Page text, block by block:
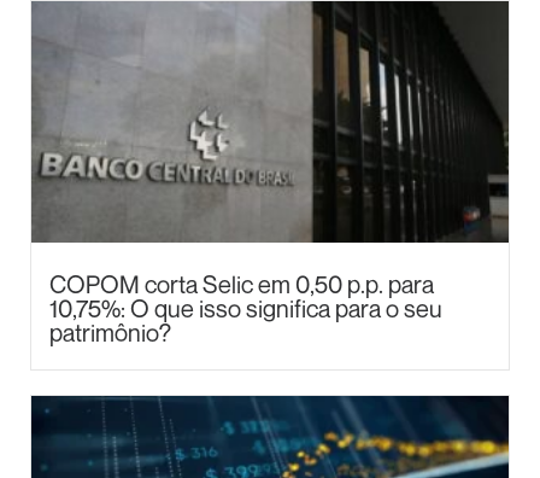
COPOM corta Selic em 0,50 p.p. para
10,75%: O que isso significa para o seu
patrimônio?